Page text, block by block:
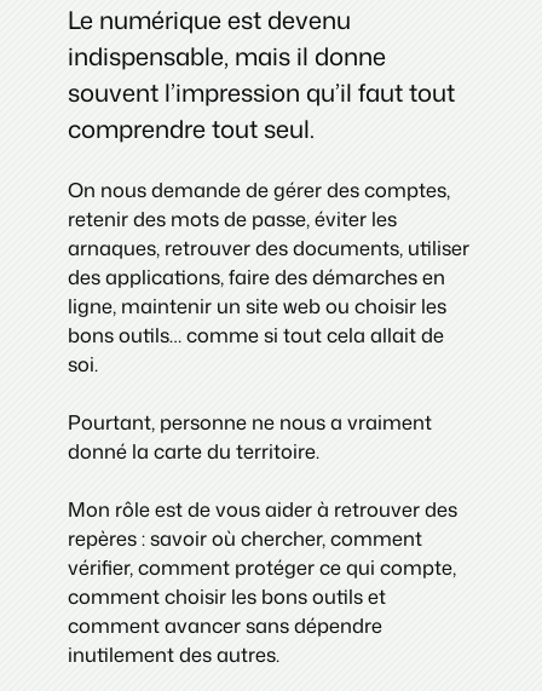
Le numérique est devenu
indispensable, mais il donne
souvent l’impression qu’il faut tout
comprendre tout seul.
On nous demande de gérer des comptes,
retenir des mots de passe, éviter les
arnaques, retrouver des documents, utiliser
des applications, faire des démarches en
ligne, maintenir un site web ou choisir les
bons outils… comme si tout cela allait de
soi.
Pourtant, personne ne nous a vraiment
donné la carte du territoire.
Mon rôle est de vous aider à retrouver des
repères : savoir où chercher, comment
vérifier, comment protéger ce qui compte,
comment choisir les bons outils et
comment avancer sans dépendre
inutilement des autres.